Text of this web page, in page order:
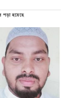
হয়েছে